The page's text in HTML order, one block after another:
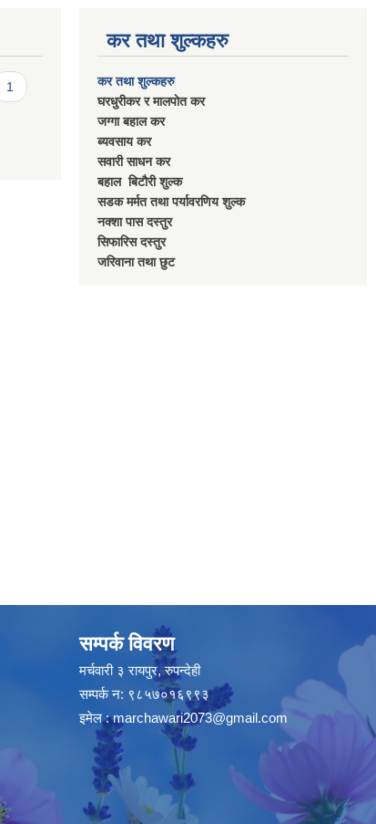
1
कर तथा शुल्कहरु
कर तथा शुल्कहरु
घरधुरीकर र मालपाेत कर
जग्गा बहाल कर
ब्यवसाय कर
सवारी साधन कर
बहाल बिटाैरी शुल्क
सडक मर्मत तथा पर्यावरणिय शुल्क
नक्शा पास दस्तुर
सिफारिस दस्तुर
जरिवाना तथा छुट
सम्पर्क विवरण
मर्चवारी ३ रायपुर, रुपन्देही
सम्पर्क न: ९८५७०१६९९३
इमेल :marchawari2073@gmail.com